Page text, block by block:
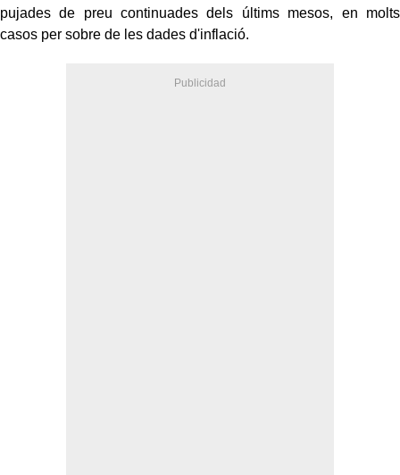
pujades de preu continuades dels últims mesos, en molts
casos per sobre de les dades d'inflació.